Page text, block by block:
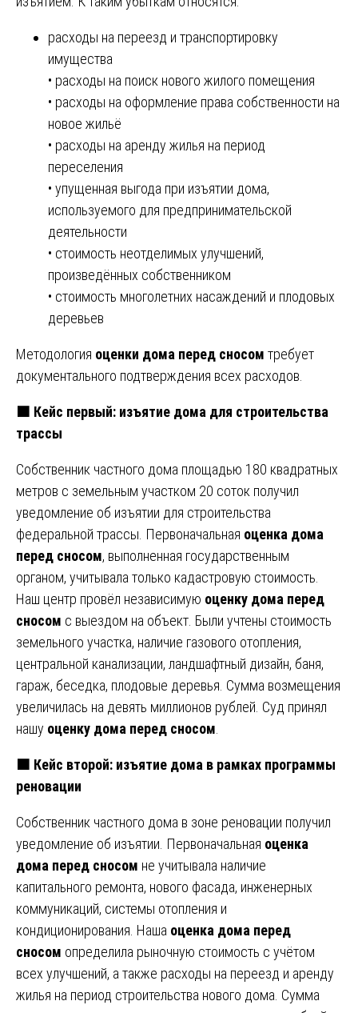
расходы на переезд и транспортировку
имущества
• расходы на поиск нового жилого помещения
• расходы на оформление права собственности на
новое жильё
• расходы на аренду жилья на период
переселения
• упущенная выгода при изъятии дома,
используемого для предпринимательской
деятельности
• стоимость неотделимых улучшений,
произведённых собственником
• стоимость многолетних насаждений и плодовых
деревьев
Методология оценки дома перед сносом требует
документального подтверждения всех расходов.
🟧 Кейс первый: изъятие дома для строительства
трассы
Собственник частного дома площадью 180 квадратных
метров с земельным участком 20 соток получил
уведомление об изъятии для строительства
федеральной трассы. Первоначальная оценка дома
перед сносом, выполненная государственным
органом, учитывала только кадастровую стоимость.
Наш центр провёл независимую оценку дома перед
сносом с выездом на объект. Были учтены стоимость
земельного участка, наличие газового отопления,
центральной канализации, ландшафтный дизайн, баня,
гараж, беседка, плодовые деревья. Сумма возмещения
увеличилась на девять миллионов рублей. Суд принял
нашу оценку дома перед сносом
🟧 Кейс второй: изъятие дома в рамках программы
реновации
Собственник частного дома в зоне реновации получил
уведомление об изъятии. Первоначальная оценка
дома перед сносом не учитывала наличие
капитального ремонта, нового фасада, инженерных
коммуникаций, системы отопления и
кондиционирования. Наша оценка дома перед
сносом определила рыночную стоимость с учётом
всех улучшений, а также расходы на переезд и аренду
жилья на период строительства нового дома. Сумма